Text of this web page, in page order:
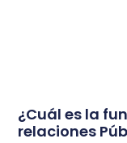
¿Cuál es la
relaciones